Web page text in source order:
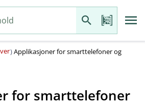
)Applikasjoner for smarttelefoner og
for smarttelefoner